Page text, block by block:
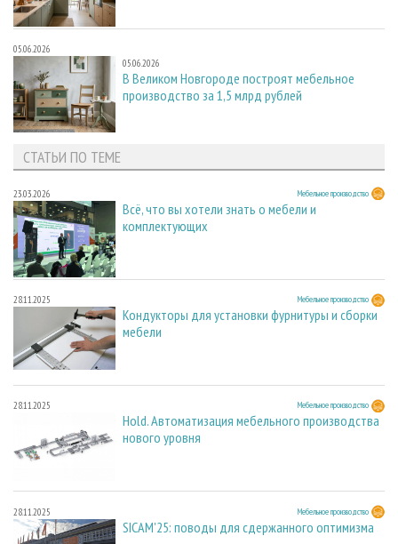
05.06.2026
05.06.2026
В Великом Новгороде построят мебельное
производство за 1,5 млрд рублей
СТАТЬИ ПО ТЕМЕ
23.03.2026 Мебельное производство
Всё, что вы хотели знать о мебели и
комплектующих
28.11.2025 Мебельное производство
Кондукторы для установки фурнитуры и сборки
мебели
28.11.2025 Мебельное производство
Hold. Автоматизация мебельного производства
нового уровня
28.11.2025 Мебельное производство
SICAM'25: поводы для сдержанного оптимизма